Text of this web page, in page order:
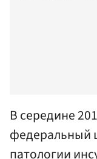
В середине
федеральный
патологии